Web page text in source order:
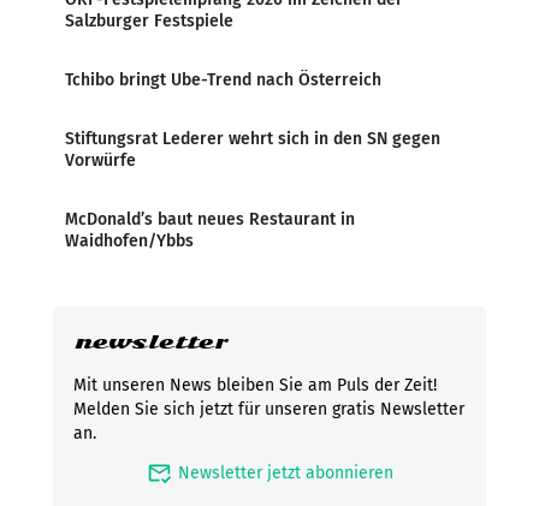
Salzburger Festspiele
Tchibo bringt Ube-Trend nach Österreich
Stiftungsrat Lederer wehrt sich in den SN gegen
Vorwürfe
McDonald’s baut neues Restaurant in
Waidhofen/Ybbs
newsletter
Mit unseren News bleiben Sie am Puls der Zeit!
Melden Sie sich jetzt für unseren gratis Newsletter
an.
mark_email_read Newsletter jetzt abonnieren